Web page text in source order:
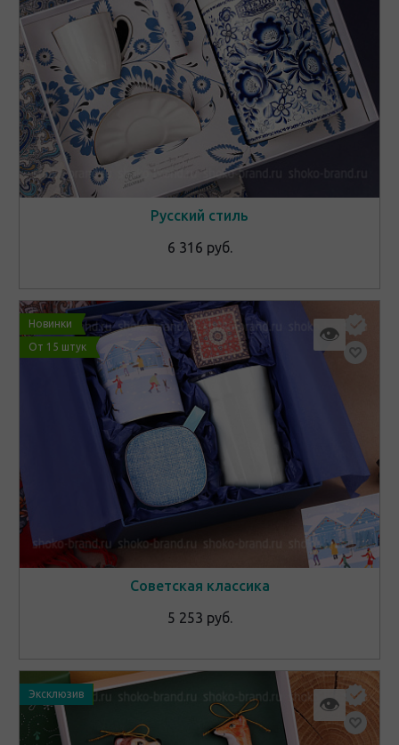
Русский стиль
6 316 руб.
Новинки
От 15 штук
👁
Советская классика
5 253 руб.
Эксклюзив 👁